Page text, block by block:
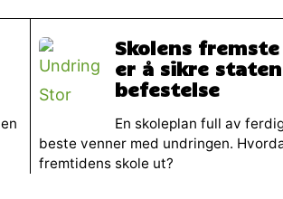
Skolens
er å sikre
befestelse
En skoleplan full av
beste venner med undringen.
fremtidens skole ut?